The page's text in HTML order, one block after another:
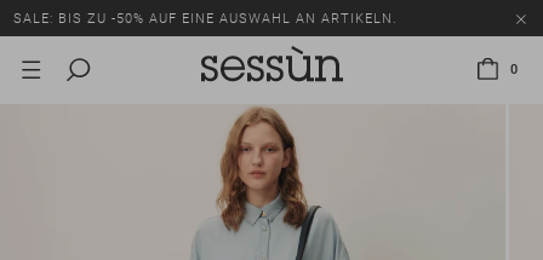
SALE: BIS ZU -50% AUF EINE AUSWAHL AN ARTIKELN.
0